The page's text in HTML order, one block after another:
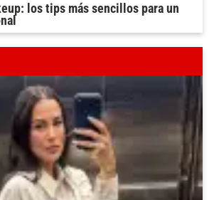
los tips más sencillos para un